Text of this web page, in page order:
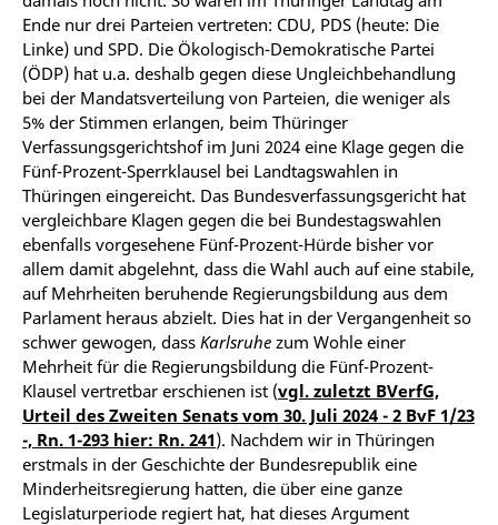
Ende nur drei Parteien vertreten: CDU, PDS (heute: Die
Linke) und SPD. Die Ökologisch-Demokratische Partei
(ÖDP) hat u.a. deshalb gegen diese Ungleichbehandlung
bei der Mandatsverteilung von Parteien, die weniger als
5% der Stimmen erlangen, beim Thüringer
Verfassungsgerichtshof im Juni 2024 eine Klage gegen die
Fünf-Prozent-Sperrklausel bei Landtagswahlen in
Thüringen eingereicht. Das Bundesverfassungsgericht hat
vergleichbare Klagen gegen die bei Bundestagswahlen
ebenfalls vorgesehene Fünf-Prozent-Hürde bisher vor
allem damit abgelehnt, dass die Wahl auch auf eine stabile,
auf Mehrheiten beruhende Regierungsbildung aus dem
Parlament heraus abzielt. Dies hat in der Vergangenheit so
schwer gewogen, dass Karlsruhe zum Wohle einer
Mehrheit für die Regierungsbildung die Fünf-Prozent-
Klausel vertretbar erschienen ist (vgl. zuletzt BVerfG,
Urteil des Zweiten Senats vom 30. Juli 2024 - 2 BvF 1/23
-, Rn. 1-293 hier: Rn. 241). Nachdem wir in Thüringen
erstmals in der Geschichte der Bundesrepublik eine
Minderheitsregierung hatten, die über eine ganze
Legislaturperiode regiert hat, hat dieses Argument